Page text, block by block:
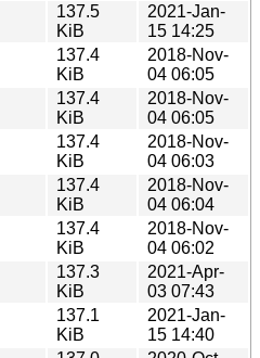
137.5
KiB
2021-Jan-
15 14:25
137.4
KiB
2018-Nov-
04 06:05
137.4
KiB
2018-Nov-
04 06:05
137.4
KiB
2018-Nov-
04 06:03
137.4
KiB
2018-Nov-
04 06:04
137.4
KiB
2018-Nov-
04 06:02
137.3
KiB
2021-Apr-
03 07:43
137.1
KiB
2021-Jan-
15 14:40